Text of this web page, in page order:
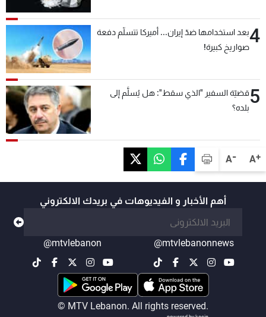
A+
A-
4بعد استخدامها ضدّ إيران... أميركا تتسلّم دفعة
صواريخ كبيرة!
5قضيّة السفير "الذي سقط": هل يُسلَّم إلى
بلده؟
أهم الأخبار و الفيديوهات في بريدك الالكتروني
@mtvlebanonnews
@mtvlebanon
© MTV Lebanon. All rights reserved.